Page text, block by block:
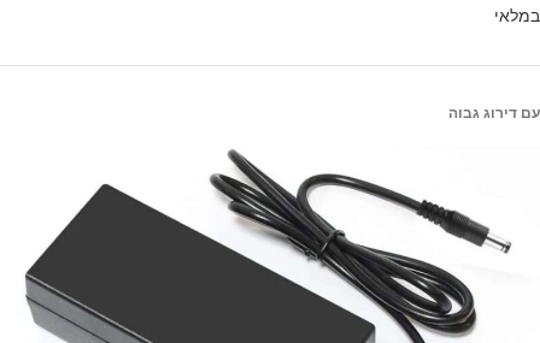
במלאי
עם דירוג גבוה